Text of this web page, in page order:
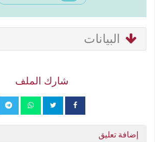
البيانات
شارك الملف
إضافة تعليق